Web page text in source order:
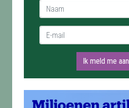
Naam *
E-mail *
Ik meld me aan